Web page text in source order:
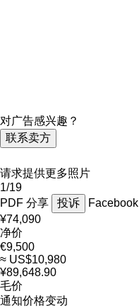
对广告感兴趣？
联系卖方
请求提供更多照片
1/19
PDF 分享 投诉 Facebook
¥74,090
净价
€9,500
≈ US$10,980
¥89,648.90
毛价
通知价格变动